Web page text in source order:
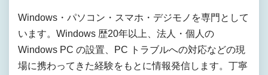
Windows・パソコン・スマホ・デジモノを専門として
います。Windows 歴20年以上、法人・個人の
Windows PC の設置、PC トラブルへの対応などの現
場に携わってきた経験をもとに情報発信します。丁寧